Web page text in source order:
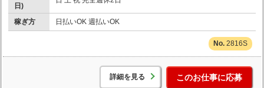
日)
稼ぎ方 日払いOK 週払いOK
2816S
詳細を見る このお仕事に応募